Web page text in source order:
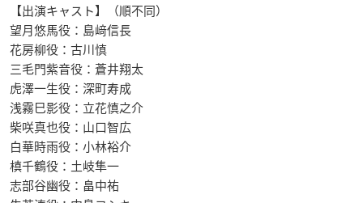
【出演キャスト】（順不同）
望月悠馬役：島﨑信長
花房柳役：古川慎
三毛門紫音役：蒼井翔太
虎澤一生役：深町寿成
浅霧巳影役：立花慎之介
柴咲真也役：山口智広
白華時雨役：小林裕介
槙千鶴役：土岐隼一
志部谷幽役：畠中祐